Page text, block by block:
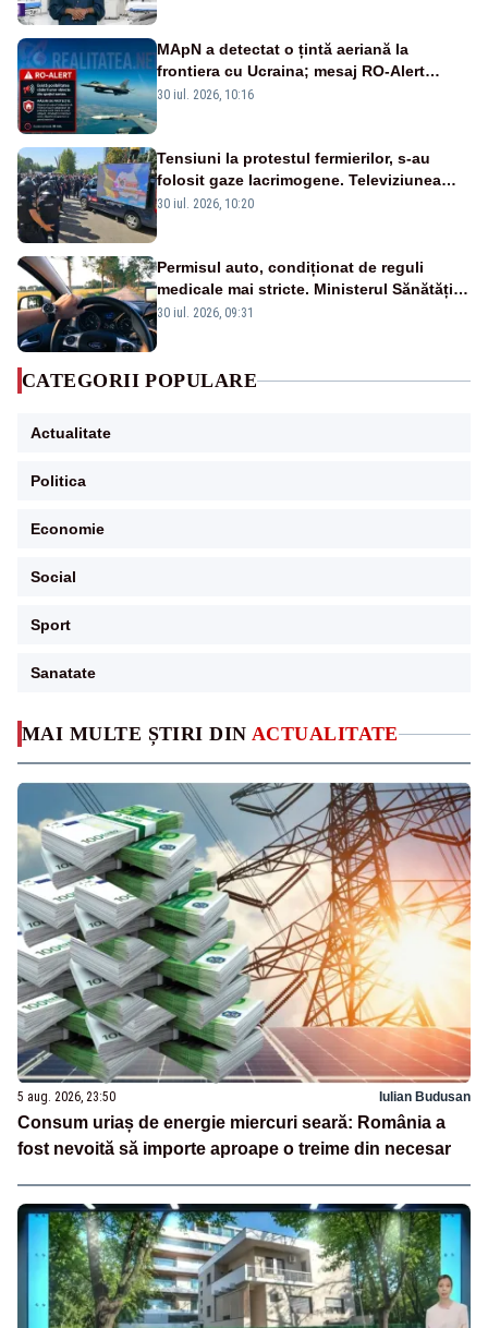
MAI MULTE ȘTIRI DIN ACTUALITATE
5 aug. 2026, 23:50 Iulian Budusan
Consum uriaș de energie miercuri seară: România a
fost nevoită să importe aproape o treime din necesar
MApN a detectat o țintă aeriană la
frontiera cu Ucraina; mesaj RO-Alert
transmis în județul Tulcea
30 iul. 2026, 10:16
Tensiuni la protestul fermierilor, s-au
folosit gaze lacrimogene. Televiziunea
Poporului face apel la calm – LIVE TEXT
30 iul. 2026, 10:20
Permisul auto, condiționat de reguli
medicale mai stricte. Ministerul Sănătății
propune schimbări majore
30 iul. 2026, 09:31
CATEGORII POPULARE
Actualitate
Politica
Economie
Social
Sport
Sanatate